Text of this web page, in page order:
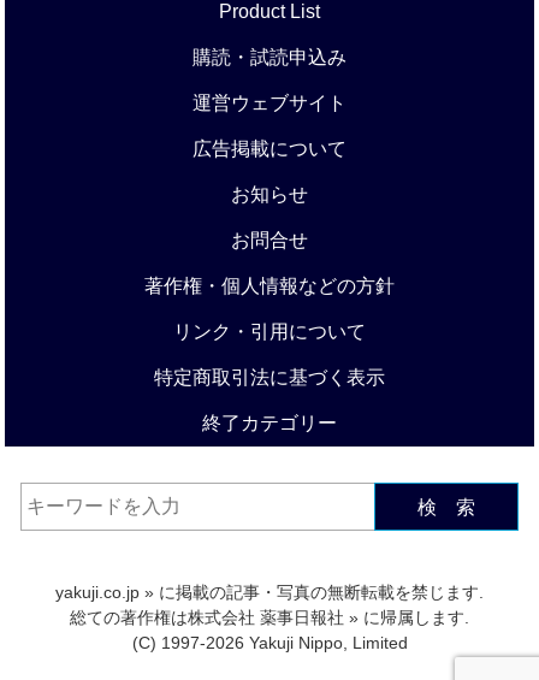
Product List
購読・試読申込み
運営ウェブサイト
広告掲載について
お知らせ
お問合せ
著作権・個人情報などの方針
リンク・引用について
特定商取引法に基づく表示
終了カテゴリー
検 索
yakuji.co.jp » に掲載の記事・写真の無断転載を禁じます.
総ての著作権は株式会社 薬事日報社 » に帰属します.
(C) 1997-2026 Yakuji Nippo, Limited